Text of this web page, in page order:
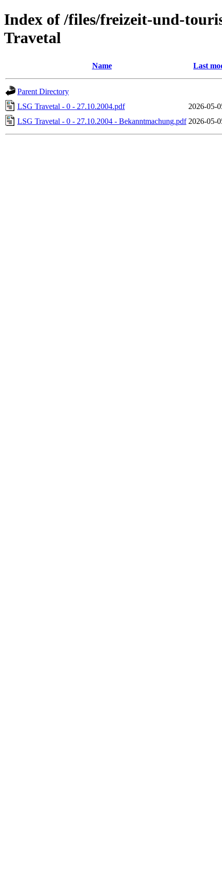
Index of /files/freizeit-und-
Travetal
Name Last
Parent Directory
LSG Travetal - 0 - 27.10.2004.pdf
2026-05-
LSG Travetal - 0 - 27.10.2004 - Bekanntmachung.pdf 2026-05-